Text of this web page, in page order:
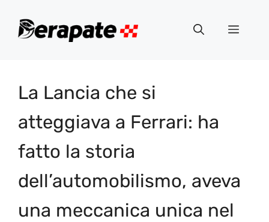
Menu
La Lancia che si
atteggiava a Ferrari: ha
fatto la storia
dell’automobilismo, aveva
una meccanica unica nel